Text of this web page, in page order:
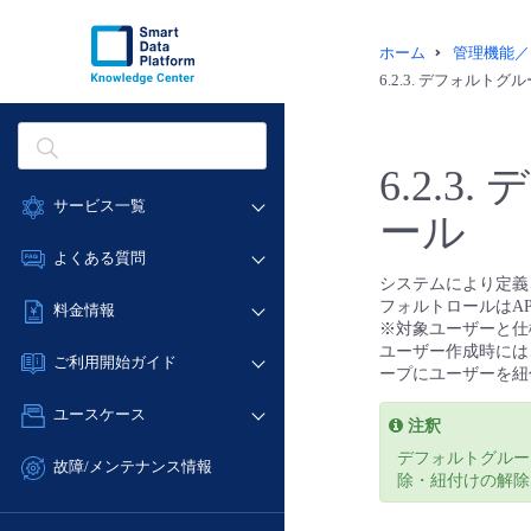
サービス一覧
データ利活用
ネットワーク
IoT
サポート
管理機能
よくある質問
データ利活用
ネットワーク
IoT
サポート
管理機能
料金情報
料金シミュレーター
クラウド/サーバー
ネットワーク
ご利用開始ガイド
■ 管理機能
ユースケース
- バックアップ
故障/メンテナンス情報
サービス稼働状況
ホーム
管理機能
6.2.3. デフォルトグ
6.2.3.
ール
システムにより定
フォルトロールは
※対象ユーザーと
ユーザー作成時に
ープにユーザーを
注釈
デフォルトグル
除・紐付けの解